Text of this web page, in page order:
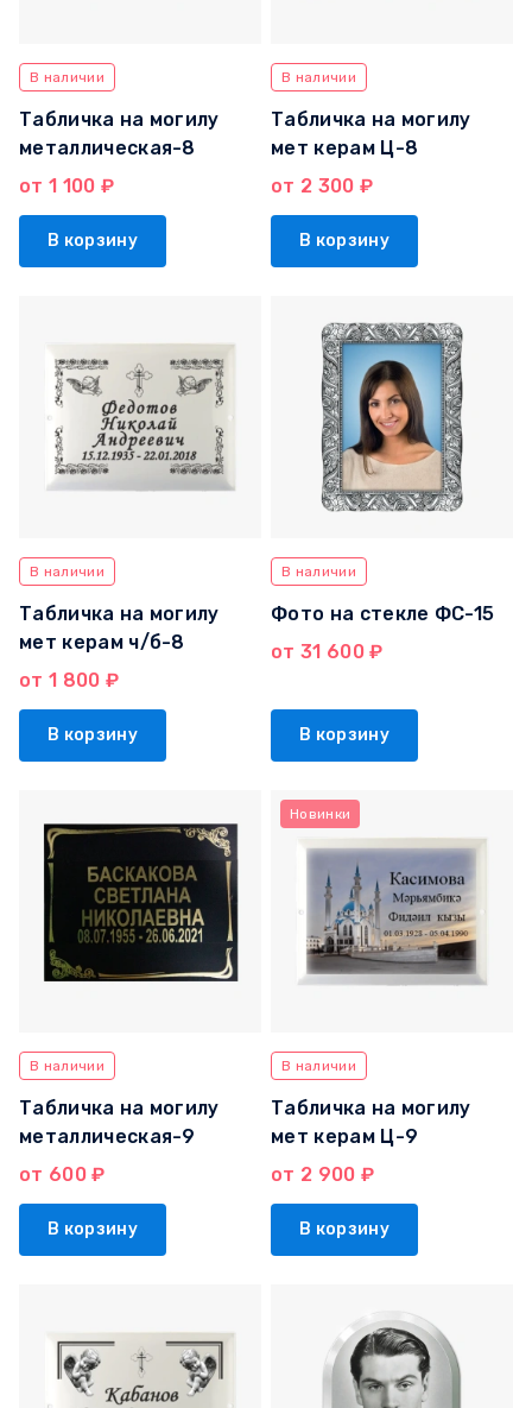
В наличии
Табличка на могилу
металлическая-8
от 1 100 ₽
В корзину
В наличии
Табличка на могилу
мет керам Ц-8
от 2 300 ₽
В корзину
В наличии
Табличка на могилу
мет керам ч/б-8
от 1 800 ₽
В корзину
В наличии
Фото на стекле ФС-15
от 31 600 ₽
В корзину
В наличии
Табличка на могилу
металлическая-9
от 600 ₽
В корзину
Новинки
В наличии
Табличка на могилу
мет керам Ц-9
от 2 900 ₽
В корзину